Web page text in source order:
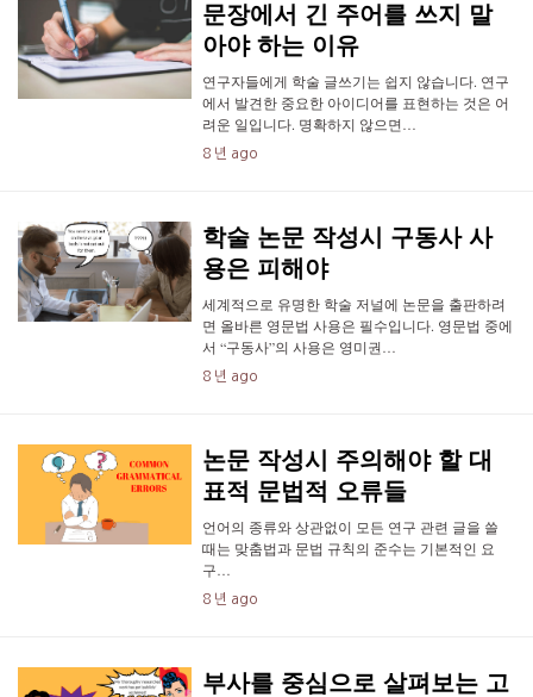
문장에서 긴 주어를 쓰지 말
아야 하는 이유
연구자들에게 학술 글쓰기는 쉽지 않습니다. 연구
에서 발견한 중요한 아이디어를 표현하는 것은 어
려운 일입니다. 명확하지 않으면…
8 년 ago
학술 논문 작성시 구동사 사
용은 피해야
세계적으로 유명한 학술 저널에 논문을 출판하려
면 올바른 영문법 사용은 필수입니다. 영문법 중에
서 “구동사”의 사용은 영미권…
8 년 ago
논문 작성시 주의해야 할 대
표적 문법적 오류들
언어의 종류와 상관없이 모든 연구 관련 글을 쓸
때는 맞춤법과 문법 규칙의 준수는 기본적인 요
구…
8 년 ago
부사를 중심으로 살펴보는 고